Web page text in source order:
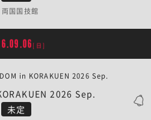
両国国技館
[日]
未定
2026 Sep.
in KORAKUEN 2026 Sep.